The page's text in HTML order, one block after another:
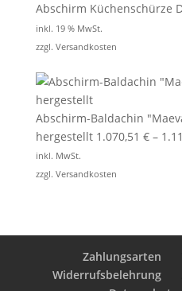
Abschirm Küchenschürze
inkl. 19 % MwSt.
zzgl. Versandkosten
Abschirm-Baldachin
hergestellt 1.070,51 €–
inkl. MwSt.
zzgl. Versandkosten
Zahlungsarten
Widerrufsbelehrung